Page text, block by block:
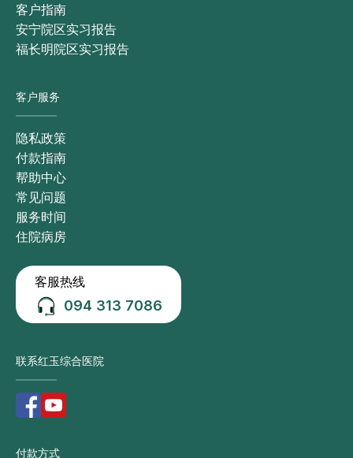
客户指南
安宁院区实习报告
福长明院区实习报告
客户服务
隐私政策
付款指南
帮助中心
常见问题
服务时间
住院病房
客服热线
094 313 7086
联系红玉综合医院
付款方式